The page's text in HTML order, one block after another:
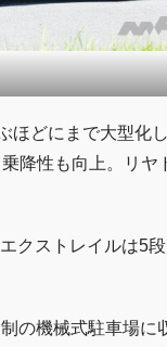
ほどにまで大型化し
降性も向上。リヤ
クストレイルは5段
の機械式駐車場に